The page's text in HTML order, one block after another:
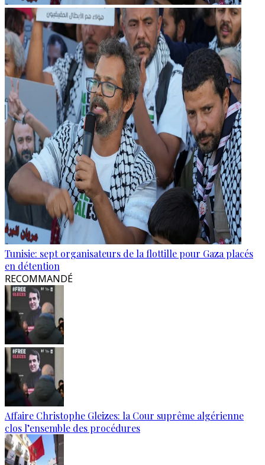
Tunisie: sept organisateurs de la flottille pour Gaza placés
en détention
RECOMMANDÉ
Affaire Christophe Gleizes: la Cour suprême algérienne
clos l’ensemble des procédures